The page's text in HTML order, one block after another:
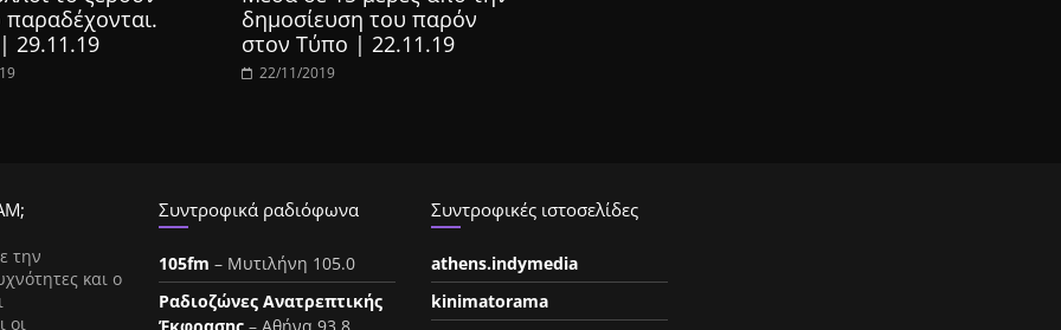
παραδέχονται.
29.11.19
δημοσίευση του παρόν
στον Τύπο | 22.11.19
22/11/2019
την
και ο
οι
Συντροφικά ραδιόφωνα
105fm – Μυτιλήνη 105.0
Ραδιοζώνες Ανατρεπτικής
Συντροφικές ιστοσελίδες
athens.indymedia
kinimatorama